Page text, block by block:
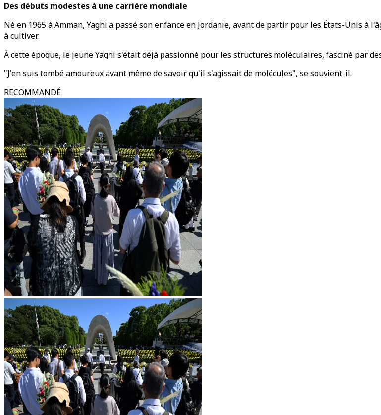
Des débuts modestes à une carrière mondiale
Né en 1965 à Amman, Yaghi a passé son enfance en Jordanie, avant de partir pour les États-Unis à
à cultiver.
À cette époque, le jeune Yaghi s'était déjà passionné pour les structures moléculaires, fasciné par
"J'en suis tombé amoureux avant même de savoir qu'il s'agissait de molécules", se souvient-il.
RECOMMANDÉ